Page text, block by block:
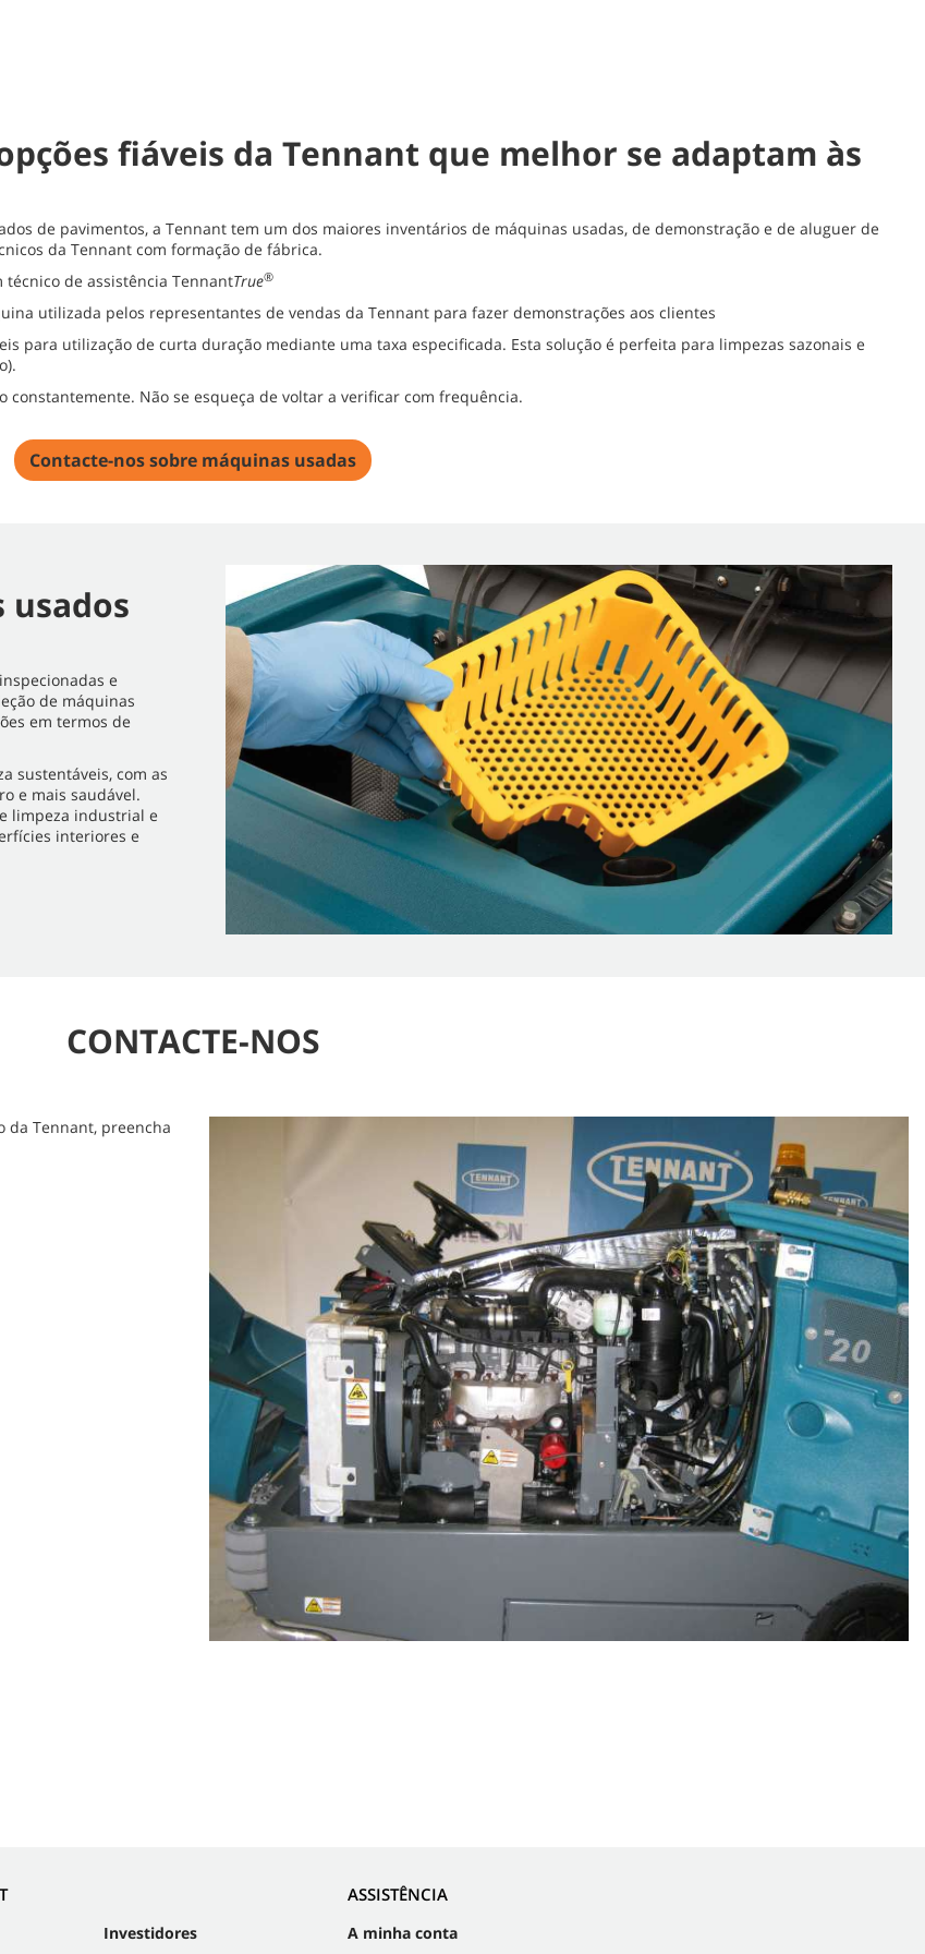
fiáveis da Tennant que melhor se adaptam às
de pavimentos, a Tennant tem um dos maiores inventários de máquinas usadas, de demonstração e de aluguer de
da Tennant com formação de fábrica.
de assistência TennantTrue®
utilizada pelos representantes de vendas da Tennant para fazer demonstrações aos clientes
para utilização de curta duração mediante uma taxa especificada. Esta solução é perfeita para limpezas sazonais e
Não se esqueça de voltar a verificar com frequência.
Contacte-nos sobre máquinas usadas
e
de máquinas
em termos de
sustentáveis, com as
e mais saudável.
limpeza industrial e
interiores e
CONTACTE-NOS
da Tennant, preencha
Investidores
ASSISTÊNCIA
A minha conta